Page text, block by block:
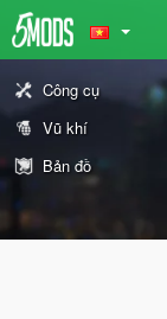
Công cụ
Vũ khí
Bản đồ